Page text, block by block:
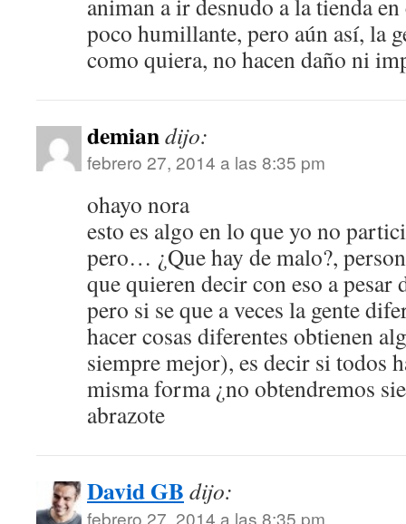
animan a ir desnudo a la tienda
poco humillante, pero aún así, la
como quiera, no hacen daño ni
demiandijo:
febrero 27, 2014 a las 8:35 pm
ohayo nora
esto es algo en lo que yo no
pero… ¿Que hay de malo?,
que quieren decir con eso a pesar
pero si se que a veces la gente
hacer cosas diferentes obtienen
siempre mejor), es decir si todos
misma forma ¿no obtendremos
abrazote
David GB dijo:
febrero 27, 2014 a las 8:35 pm